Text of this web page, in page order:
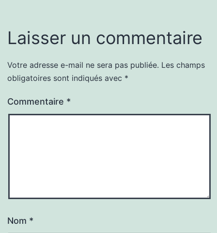
Laisser un commentaire
Votre adresse e-mail ne sera pas publiée. Les champs
obligatoires sont indiqués avec *
Commentaire *
Nom *